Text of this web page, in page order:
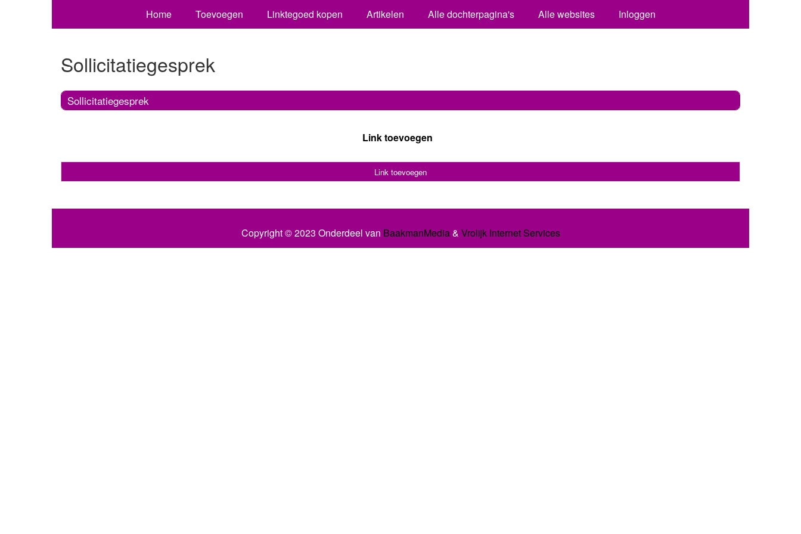
Home Toevoegen Linktegoed kopen Artikelen Alle dochterpagina's Alle websites Inloggen
Sollicitatiegesprek
Sollicitatiegesprek
Link toevoegen
Link toevoegen
Copyright © 2023 Onderdeel van BaakmanMedia& Vrolijk Internet Services